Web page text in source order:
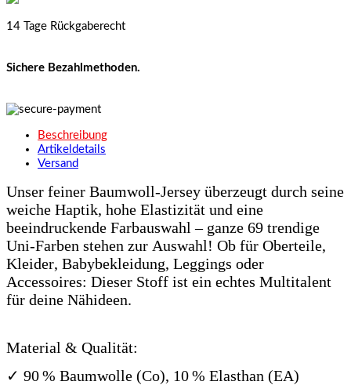
14 Tage Rückgaberecht
Sichere Bezahlmethoden.
Beschreibung
Artikeldetails
Versand
Unser feiner Baumwoll-Jersey überzeugt durch seine
weiche Haptik, hohe Elastizität und eine
beeindruckende Farbauswahl – ganze 69 trendige
Uni-Farben stehen zur Auswahl! Ob für Oberteile,
Kleider, Babybekleidung, Leggings oder
Accessoires: Dieser Stoff ist ein echtes Multitalent
für deine Nähideen.
Material & Qualität:
✓ 90 % Baumwolle (Co), 10 % Elasthan (EA)